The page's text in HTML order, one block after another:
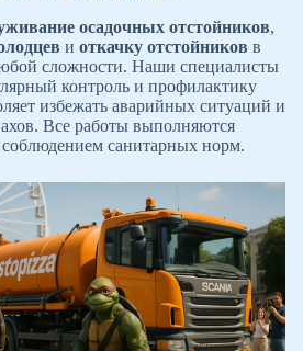
осадочных отстойников,
и откачку отстойников в
сложности. Наши специалисты
контроль и профилактику
избежать аварийных ситуаций и
Все работы выполняются
соблюдением санитарных норм.